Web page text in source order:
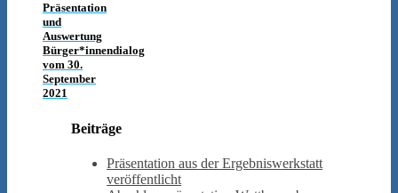
Präsentation
und
Auswertung
Bürger*innendialog
vom 30.
September
2021
Beiträge
Präsentation aus der Ergebniswerkstatt
veröffentlicht